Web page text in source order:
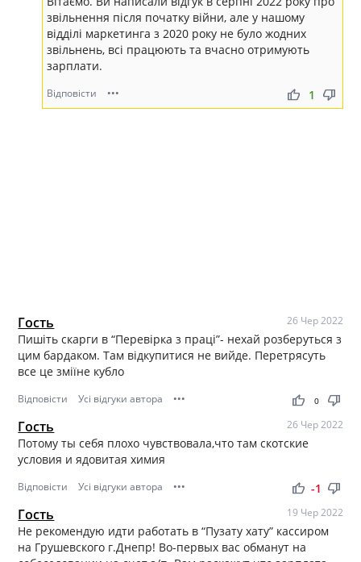
звільнення після початку війни, але у нашому
відділі маркетинга з 2020 року не було жодних
звільнень, всі працюють та вчасно отримують
зарплати.
Відповісти ••• thumb_up thumb_down
1
Гость 26 Чер 2022
Пишіть скарги в “Перевірка з праці”- нехай розберуться з
цим бардаком. Там відкупитися не вийде. Перетрясуть
все це зміїне кубло
Відповісти Усі відгуки автора ••• thumb_up thumb_down
0
Гость 26 Чер 2022
Потому ты себя плохо чувствовала,что там скотские
условия и ядовитая химия
Відповісти Усі відгуки автора ••• thumb_up thumb_down
-1
Гость 19 Чер 2022
Не рекомендую идти работать в “Пузату хату” кассиром
на Грушевского г.Днепр! Во-первых вас обманут на